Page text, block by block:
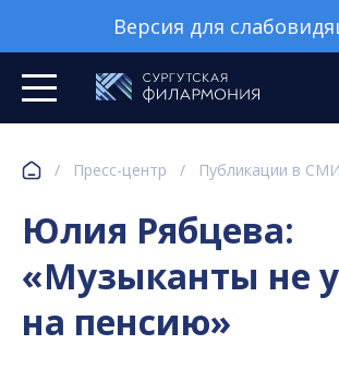
Версия для
/ Пресс-центр / Публикации в СМИ
Юлия Рябцева:
«Музыканты не
на пенсию»